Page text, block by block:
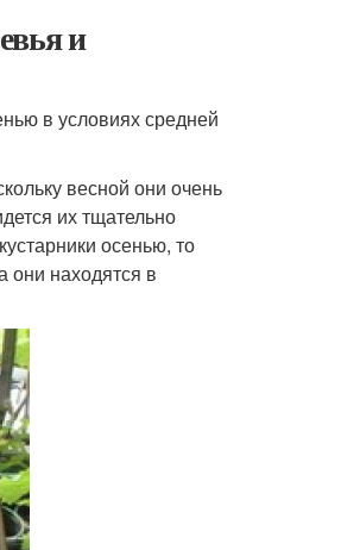
и
в условиях средней
весной они очень
их тщательно
осенью, то
они находятся в